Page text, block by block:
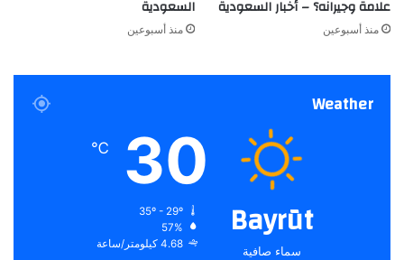
علامة وجيرانه؟ – أخبار السعودية
منذ أسبوعين
السعودية
منذ أسبوعين
Weather
Bayrūt
سماء صافية
30
℃
57%
4.68 كيلومتر/ساعة